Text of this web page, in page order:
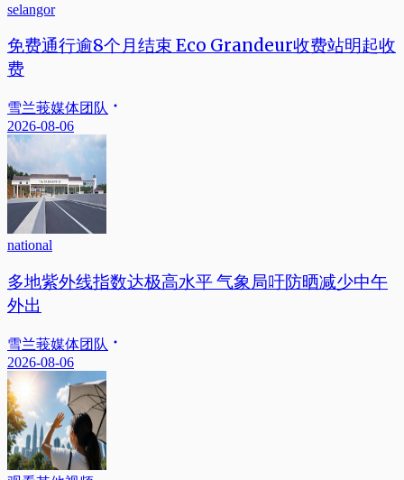
selangor
免费通行逾8个月结束 Eco Grandeur收费站明起收
费
雪兰莪媒体团队
2026-08-06
national
多地紫外线指数达极高水平 气象局吁防晒减少中午
外出
雪兰莪媒体团队
2026-08-06